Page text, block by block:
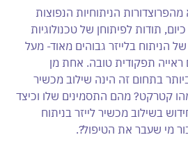
הניתוחיות הנפוצות
תודות לפיתוחן של טכנולוגיות
הניתוח בלייזר גבוהים מאוד- מעל
ראייה תפקודית טובה. אחת מן
בתחום זה הינה שילוב מכשיר
קטרקט? מהם התסמינים שלו וכיצד
בשילוב מכשיר לייזר בניתוח
מי שעבר את הטיפול?.